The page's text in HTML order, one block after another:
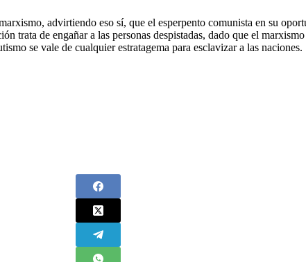
advirtiendo eso sí, que el esperpento comunista en su
trata de engañar a las personas despistadas, dado que el
se vale de cualquier estratagema para esclavizar a las naciones.